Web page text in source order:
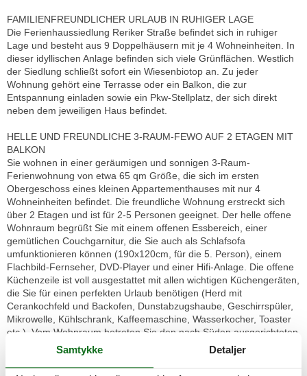
FAMILIENFREUNDLICHER URLAUB IN RUHIGER LAGE
Die Ferienhaussiedlung Reriker Straße befindet sich in ruhiger
Lage und besteht aus 9 Doppelhäusern mit je 4 Wohneinheiten. In
dieser idyllischen Anlage befinden sich viele Grünflächen. Westlich
der Siedlung schließt sofort ein Wiesenbiotop an. Zu jeder
Wohnung gehört eine Terrasse oder ein Balkon, die zur
Entspannung einladen sowie ein Pkw-Stellplatz, der sich direkt
neben dem jeweiligen Haus befindet.
HELLE UND FREUNDLICHE 3-RAUM-FEWO AUF 2 ETAGEN MIT
BALKON
Sie wohnen in einer geräumigen und sonnigen 3-Raum-
Ferienwohnung von etwa 65 qm Größe, die sich im ersten
Obergeschoss eines kleinen Appartementhauses mit nur 4
Wohneinheiten befindet. Die freundliche Wohnung erstreckt sich
über 2 Etagen und ist für 2-5 Personen geeignet. Der helle offene
Wohnraum begrüßt Sie mit einem offenen Essbereich, einer
gemütlichen Couchgarnitur, die Sie auch als Schlafsofa
umfunktionieren können (190x120cm, für die 5. Person), einem
Flachbild-Fernseher, DVD-Player und einer Hifi-Anlage. Die offene
Küchenzeile ist voll ausgestattet mit allen wichtigen Küchengeräten,
die Sie für einen perfekten Urlaub benötigen (Herd mit
Cerankochfeld und Backofen, Dunstabzugshaube, Geschirrspüler,
Mikrowelle, Kühlschrank, Kaffeemaschine, Wasserkocher, Toaster
etc.). Vom Wohnraum betreten Sie den nach Süden ausgerichteten
Balkon mit Blick auf den angrenzenden Garten sowie über Wiesen
und Felder. Ein großzügiges Schlafzimmer mit Doppelbett und
geräumigen Kleiderschrank, das Tageslichbad mit Duschwanne
Samtykke Detaljer